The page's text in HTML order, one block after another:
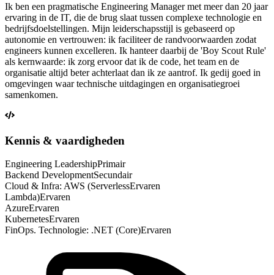
Ik ben een pragmatische Engineering Manager met meer dan 20 jaar
ervaring in de IT, die de brug slaat tussen complexe technologie en
bedrijfsdoelstellingen. Mijn leiderschapsstijl is gebaseerd op
autonomie en vertrouwen: ik faciliteer de randvoorwaarden zodat
engineers kunnen excelleren. Ik hanteer daarbij de 'Boy Scout Rule'
als kernwaarde: ik zorg ervoor dat ik de code, het team en de
organisatie altijd beter achterlaat dan ik ze aantrof. Ik gedij goed in
omgevingen waar technische uitdagingen en organisatiegroei
samenkomen.
Kennis & vaardigheden
Engineering LeadershipPrimair
Backend DevelopmentSecundair
Cloud & Infra: AWS (ServerlessErvaren
Lambda)Ervaren
AzureErvaren
KubernetesErvaren
FinOps. Technologie: .NET (Core)Ervaren